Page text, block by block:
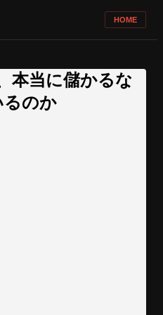
HOME
本当に儲かるな
るのか